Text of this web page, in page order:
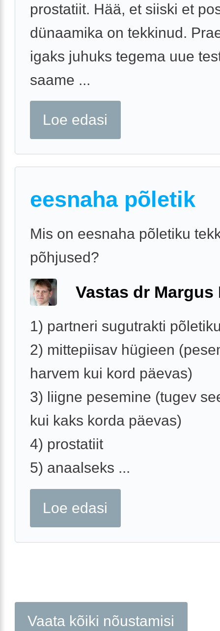
prostatiit. Hää, et siiski et
dünaamika on tekkinud.
igaks juhuks tegema uue
saame ...
Loe edasi
eesnaha põletik
Mis on eesnaha põletiku
põhjused?
Vastas dr Margus
1) partneri sugutrakti
2) mittepiisav hügieen
harvem kui kord päevas)
3) liigne pesemine (tugev
kui kaks korda päevas)
4) prostatiit
5) anaalseks ...
Loe edasi
Vaata kõiki nõustamisi